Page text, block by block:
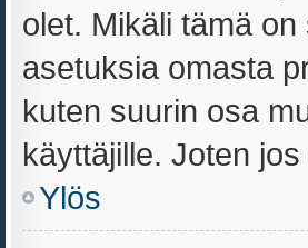
olet. Mikäli tämä
asetuksia omasta
kuten suurin osa
käyttäjille. Joten
Ylös